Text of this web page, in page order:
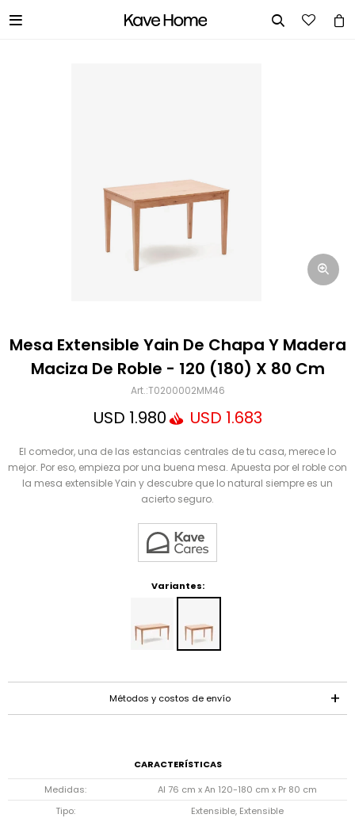
 
Mesa Extensible Yain De Chapa Y Madera
Maciza De Roble - 120 (180) X 80 Cm
T0200002MM46
USD 1.980 USD 1.683
El comedor, una de las estancias centrales de tu casa, merece lo
mejor. Por eso, empieza por una buena mesa. Apuesta por el roble con
la mesa extensible Yain y descubre que lo natural siempre es un
acierto seguro.
Variantes:
Métodos y costos de envío
CARACTERÍSTICAS
Medidas
Al 76 cm x An 120-180 cm x Pr 80 cm
Tipo
Extensible, Extensible
Correo electrónico
Mensaje